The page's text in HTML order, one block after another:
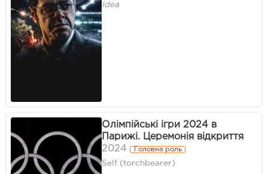
Idea
Олімпійські ігри 2024 в
Парижі. Церемонія відкриття
2024
Головна роль
Self (torchbearer)